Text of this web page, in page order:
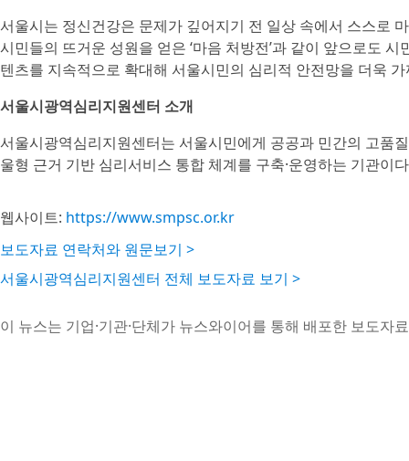
서울시는 정신건강은 문제가 깊어지기 전 일상 속에서 스스로
시민들의 뜨거운 성원을 얻은 ‘마음 처방전’과 같이 앞으로도
텐츠를 지속적으로 확대해 서울시민의 심리적 안전망을 더욱
서울시광역심리지원센터 소개
서울시광역심리지원센터는 서울시민에게 공공과 민간의 고품
울형 근거 기반 심리서비스 통합 체계를 구축·운영하는 기관이
웹사이트: https://www.smpsc.or.kr
보도자료 연락처와 원문보기 >
서울시광역심리지원센터 전체 보도자료 보기 >
이 뉴스는 기업·기관·단체가 뉴스와이어를 통해 배포한 보도자